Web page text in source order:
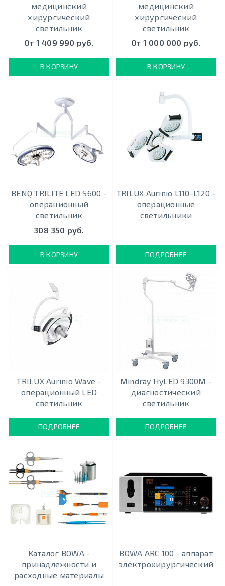
медицинский
хирургический
светильник
От 1 409 990 руб.
В КОРЗИНУ
медицинский
хирургический
светильник
От 1 000 000 руб.
В КОРЗИНУ
BENQ TRILITE LED S600 -
операционный
светильник
308 350 руб.
В КОРЗИНУ
TRILUX Aurinio L110-L120 -
операционные
светильники
ПОДРОБНЕЕ
TRILUX Aurinio Wave -
операционный LED
светильник
ПОДРОБНЕЕ
Mindray HyLED 9300М -
диагностический
светильник
ПОДРОБНЕЕ
591 НАИМЕНОВАНИЕ
Каталог BOWA -
принадлежности и
расходные материалы
ПЯТЬ РЕЖИМОВ
BOWA ARC 100 - аппарат
электрохирургический